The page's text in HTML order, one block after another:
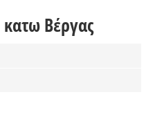
Βέργας